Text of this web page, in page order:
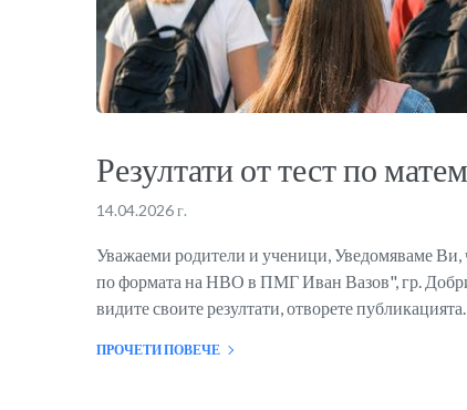
Резултати от тест по
14.04.2026 г.
Уважаеми родители и ученици, Уведомяваме Ви,
по формата на НВО в ПМГ Иван Вазов", гр.
видите своите резултати, отворете
ПРОЧЕТИ ПОВЕЧЕ